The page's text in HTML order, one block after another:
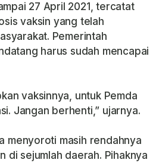
27 April 2021, tercatat
vaksin yang telah
Pemerintah
harus sudah mencapai
vaksinnya, untuk Pemda
Jangan berhenti,” ujarnya.
menyoroti masih rendahnya
di sejumlah daerah. Pihaknya